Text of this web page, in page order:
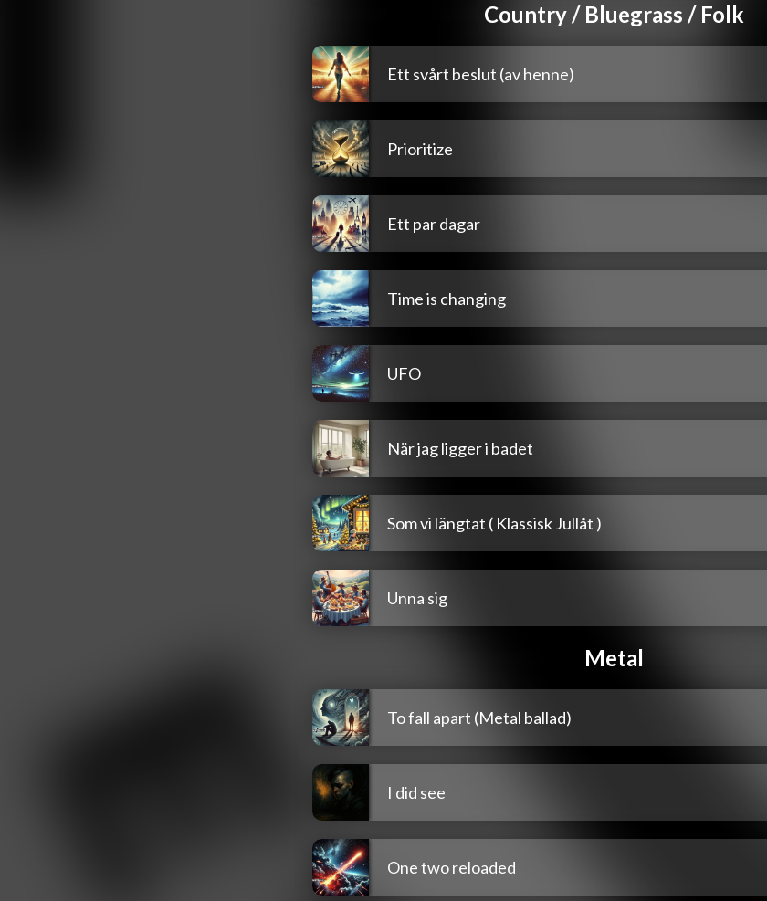
Country / Bluegrass / Folk
Ett svårt beslut (av henne)
Prioritize
Ett par dagar
Time is changing
UFO
När jag ligger i badet
Som vi längtat ( Klassisk Jullåt )
Unna sig
Metal
To fall apart (Metal ballad)
I did see
One two reloaded